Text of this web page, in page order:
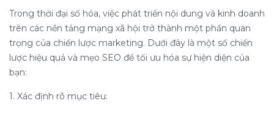
Trong thời đại số hóa, việc phát triển nội dung và kinh doanh
trên các nền tảng mạng xã hội trở thành một phần quan
trọng của chiến lược marketing. Dưới đây là một số chiến
lược hiệu quả và mẹo SEO để tối ưu hóa sự hiện diện của
bạn:
1. Xác định rõ mục tiêu: